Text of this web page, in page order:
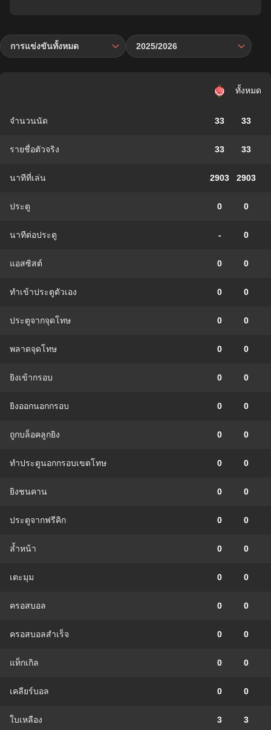
การแข่งขันทั้งหมด 2025/2026
ทั้งหมด
จำนวนนัด 33 33
รายชื่อตัวจริง 33 33
นาทีที่เล่น 2903 2903
ประตู 0 0
นาทีต่อประตู - 0
แอสซิสต์ 0 0
ทําเข้าประตูตัวเอง 0 0
ประตูจากจุดโทษ 0 0
พลาดจุดโทษ 0 0
ยิงเข้ากรอบ 0 0
ยิงออกนอกกรอบ 0 0
ถูกบล็อคลูกยิง 0 0
ทำประตูนอกกรอบเขตโทษ 0 0
ยิงชนคาน 0 0
ประตูจากฟรีคิก 0 0
ล้ำหน้า 0 0
เตะมุม 0 0
ครอสบอล 0 0
ครอสบอลสำเร็จ 0 0
แท็กเกิล 0 0
เคลียร์บอล 0 0
ใบเหลือง 3 3